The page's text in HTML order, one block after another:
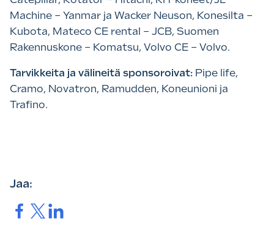
Machine – Yanmar ja Wacker Neuson, Konesilta –
Kubota, Mateco CE rental – JCB, Suomen
Rakennuskone – Komatsu, Volvo CE – Volvo.
Tarvikkeita ja välineitä sponsoroivat: Pipe life,
Cramo, Novatron, Ramudden, Koneunioni ja
Trafino.
Jaa:
Jaa. Jaa.Jaa.